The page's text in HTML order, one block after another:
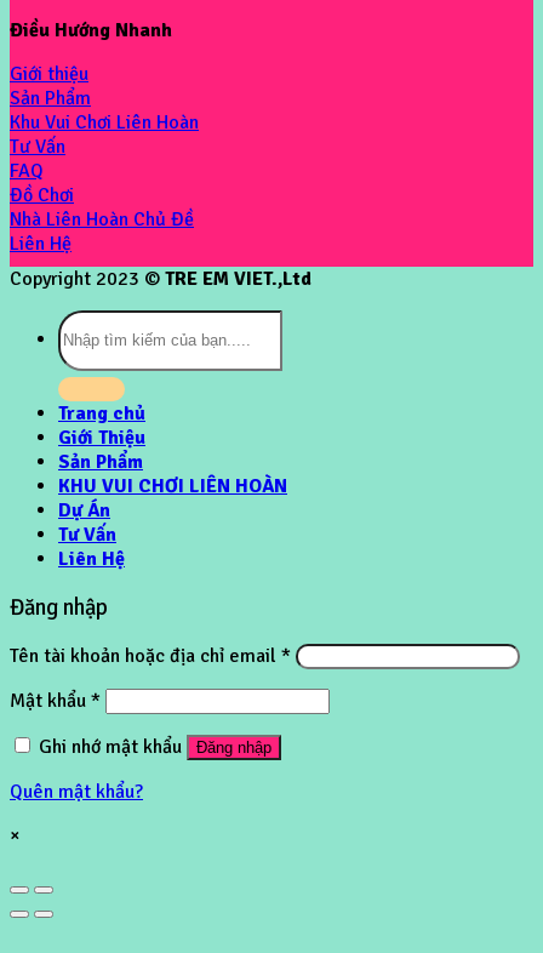
Điều Hướng Nhanh
Giới thiệu
Sản Phẩm
Khu Vui Chơi Liên Hoàn
Tư Vấn
FAQ
Đồ Chơi
Nhà Liên Hoàn Chủ Đề
Liên Hệ
Copyright 2023 © TRE EM VIET.,Ltd
Tìm
kiếm:
Trang chủ
Giới Thiệu
Sản Phẩm
KHU VUI CHƠI LIÊN HOÀN
Dự Án
Tư Vấn
Liên Hệ
Đăng nhập
Tên tài khoản hoặc địa chỉ email *
Mật khẩu *
Ghi nhớ mật khẩu
Đăng nhập
Quên mật khẩu?
×